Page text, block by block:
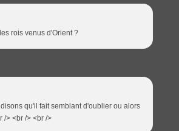
rois venus d'Orient ?
qu'il fait semblant d'oublier ou alors
/> <br /> <br />